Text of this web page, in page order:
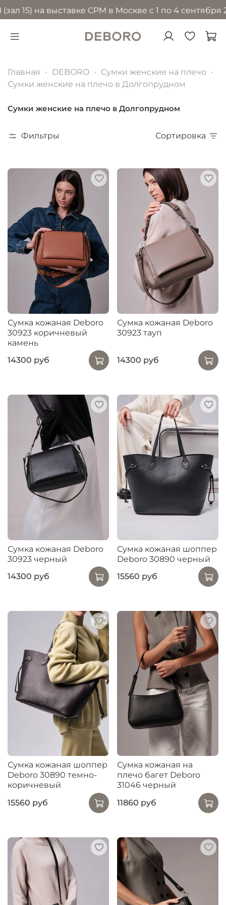
на выставке CPM в Москве с 1 по 4 сентября 2026
Главная DEBORO
Сумки женские на плечо
Сумки женские на плечо в Долгопрудном
Сумки женские на плечо в Долгопрудном
Фильтры Сортировка
Сумка кожаная Deboro
30923 коричневый
камень
14300 руб
Сумка кожаная Deboro
30923 тауп
14300 руб
Сумка кожаная Deboro
30923 черный
14300 руб
Сумка кожаная шоппер
Deboro 30890 черный
15560 руб
Сумка кожаная шоппер
Deboro 30890 темно-
коричневый
15560 руб
Сумка кожаная на
плечо багет Deboro
31046 черный
11860 руб